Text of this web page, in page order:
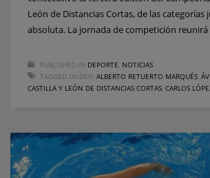
León de Distancias Cortas, de las categorías
absoluta. La jornada de competición reunirá
PUBLISHED IN DEPORTE NOTICIAS
TAGGED UNDER: ALBERTO RETUERTO MARQUÉS
CASTILLA Y LEÓN DE DISTANCIAS CORTAS CARLOS